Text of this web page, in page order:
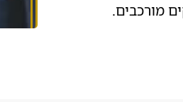
מורכבים.